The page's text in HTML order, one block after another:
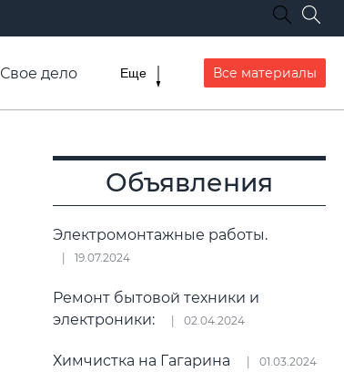
Свое дело
Еще Все материалы
Объявления
Электромонтажные работы.
19.07.2024
Ремонт бытовой техники и
электроники:
02.04.2024
Химчистка на Гагарина 01.03.2024